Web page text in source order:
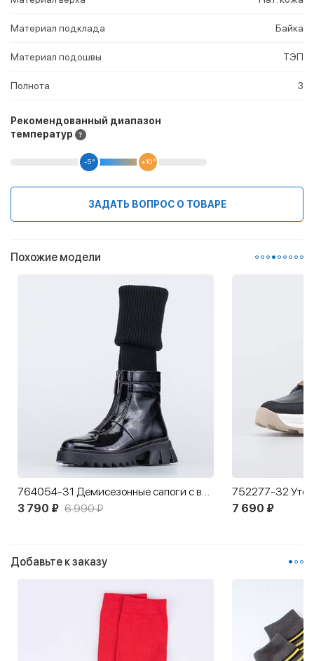
Материал подклада Байка
Материал подошвы ТЭП
Полнота 3
Рекомендованный диапазон
температур
-5 ° +10 °
ЗАДАТЬ ВОПРОС О ТОВАРЕ
Похожие модели
764054-31 Демисезонные сапоги с вязаным чулком
3 790 ₽ 6 990 ₽ 7 690 ₽
Добавьте к заказу